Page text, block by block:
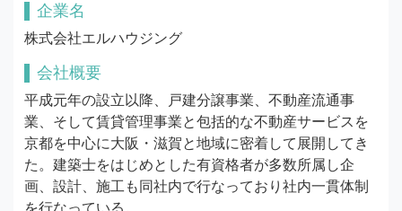
企業名
株式会社エルハウジング
会社概要
平成元年の設立以降、戸建分譲事業、不動産流通事
業、そして賃貸管理事業と包括的な不動産サービスを
京都を中心に大阪・滋賀と地域に密着して展開してき
た。建築士をはじめとした有資格者が多数所属し企
画、設計、施工も同社内で行なっており社内一貫体制
を行なっている。